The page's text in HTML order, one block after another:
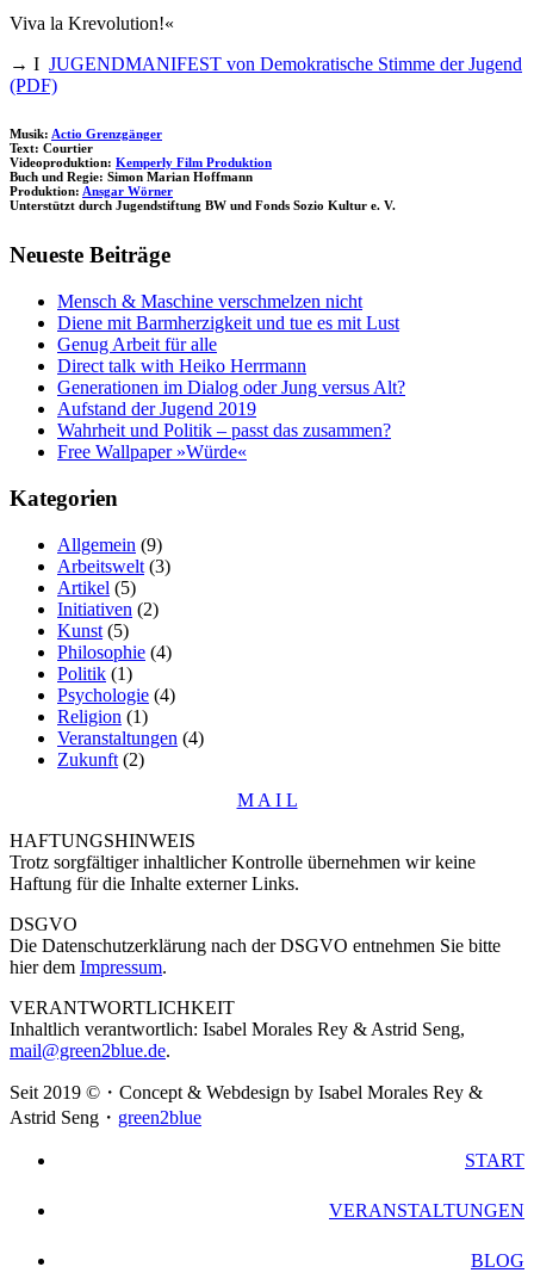
Viva la Krevolution!«
→ I JUGENDMANIFEST von Demokratische Stimme der Jugend
(PDF)
Musik: Actio Grenzgänger
Text: Courtier
Videoproduktion: Kemperly Film Produktion
Buch und Regie: Simon Marian Hoffmann
Produktion: Ansgar Wörner
Unterstützt durch Jugendstiftung BW und Fonds Sozio Kultur e. V.
Neueste Beiträge
Mensch & Maschine verschmelzen nicht
Diene mit Barmherzigkeit und tue es mit Lust
Genug Arbeit für alle
Direct talk with Heiko Herrmann
Generationen im Dialog oder Jung versus Alt?
Aufstand der Jugend 2019
Wahrheit und Politik – passt das zusammen?
Free Wallpaper »Würde«
Kategorien
Allgemein (9)
Arbeitswelt (3)
Artikel (5)
Initiativen (2)
Kunst (5)
Philosophie (4)
Politik (1)
Psychologie (4)
Religion (1)
Veranstaltungen (4)
Zukunft (2)
M A I L
HAFTUNGSHINWEIS
Trotz sorgfältiger inhaltlicher Kontrolle übernehmen wir keine
Haftung für die Inhalte externer Links.
DSGVO
Die Datenschutzerklärung nach der DSGVO entnehmen Sie bitte
hier dem Impressum.
VERANTWORTLICHKEIT
Inhaltlich verantwortlich: Isabel Morales Rey & Astrid Seng,
mail@green2blue.de.
Seit 2019 ©・Concept & Webdesign by Isabel Morales Rey &
Astrid Seng・ green2blue
START
VERANSTALTUNGEN
BLOG